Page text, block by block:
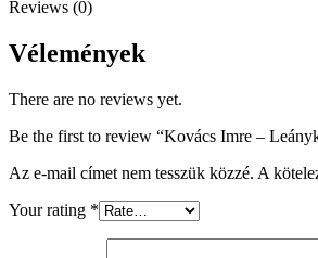
Reviews (0)
Vélemények
There are no reviews yet.
Be the first to review “Kovács Imre –
Az e-mail címet nem tesszük közzé. A
Your rating *